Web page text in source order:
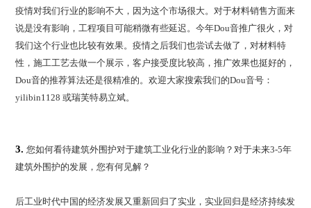
疫情对我们行业的影响不大，因为这个市场很大。对于材料销售方面来
说是没有影响，工程项目可能稍微有些延迟。今年Dou音推广很火，对
我们这个行业也比较有效果。疫情之后我们也尝试去做了，对材料特
性，施工工艺去做一个展示，客户接受度比较高，推广效果也挺好的，
Dou音的推荐算法还是很精准的。欢迎大家搜索我们的Dou音号：
yilibin1128 或瑞芙特易立斌。
3.您如何看待建筑外围护对于建筑工业化行业的影响？对于未来3-5年
建筑外围护的发展，您有何见解？
后工业时代中国的经济发展又重新回归了实业，实业回归是经济持续发